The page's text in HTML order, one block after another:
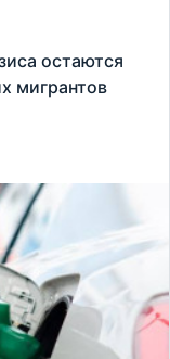
остаются
мигрантов